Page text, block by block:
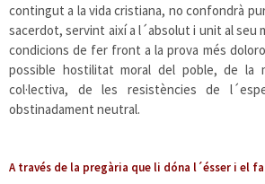
contingut a la vida cristiana, no confondrà
sacerdot, servint així a l´absolut i unit al seu
condicions de fer front a la prova més
possible hostilitat moral del poble, de la
col·lectiva, de les resistències de
obstinadament neutral.
A través de la pregària que li dóna l´ésser i el